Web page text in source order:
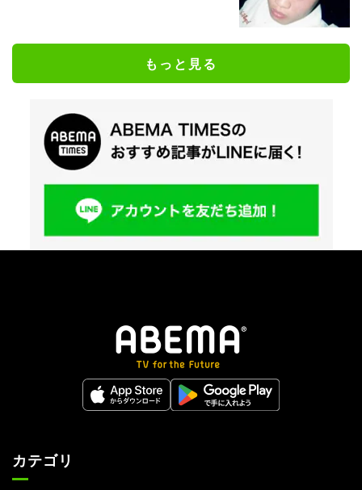
もっと見る
カテゴリ